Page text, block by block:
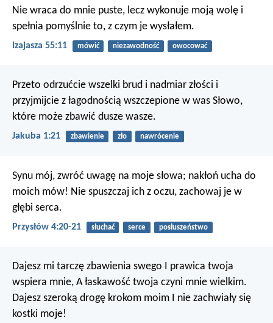
Nie wraca do mnie puste, lecz wykonuje moją wolę i
spełnia pomyślnie to, z czym je wysłałem.
Izajasza 55:11 mówić niezawodność owocować
Przeto odrzućcie wszelki brud i nadmiar złości i
przyjmijcie z łagodnością wszczepione w was Słowo,
które może zbawić dusze wasze.
Jakuba 1:21 zbawienie zło nawrócenie
Synu mój, zwróć uwagę na moje słowa; nakłoń ucha do
moich mów! Nie spuszczaj ich z oczu, zachowaj je w
głębi serca.
Przysłów 4:20-21 słuchać serce posłuszeństwo
Dajesz mi tarczę zbawienia swego I prawica twoja
wspiera mnie, A łaskawość twoja czyni mnie wielkim.
Dajesz szeroką drogę krokom moim I nie zachwiały się
kostki moje!